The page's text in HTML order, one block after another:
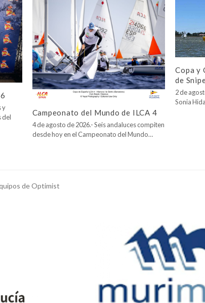
y
del
Campeonato del Mundo de ILCA 4
4 de agosto de 2026.- Seis andaluces compiten
desde hoy en el Campeonato del Mundo…
Copa y
de
2 de
Sonia
de Optimist